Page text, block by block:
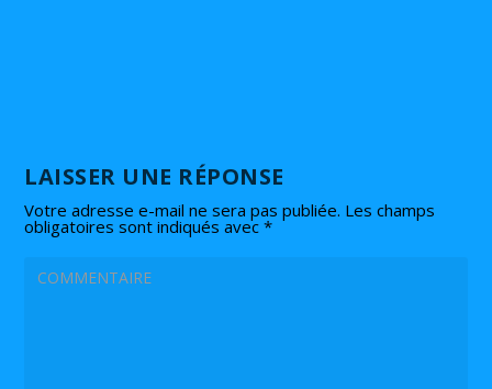
LAISSER UNE RÉPONSE
Votre adresse e-mail ne sera pas publiée. Les champs
obligatoires sont indiqués avec*